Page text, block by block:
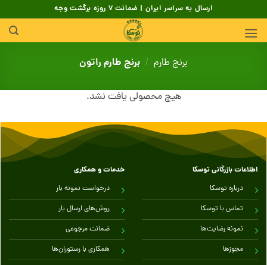
to
content
ارسال به سراسر ایران | ضمانت 7 روزه برگشت وجه
برنج طارم / برنج طارم راتون
هیچ محصولی یافت نشد.
اطلاعات بازرگانی توسکا
درباره توسکا
تماس با توسکا
نمونه رضایت‌ها
مجوزها
خدمات و همکاری
درخواست نمونه بار
روش‌های ارسال بار
ضمانت مرجوعی
همکاری با رستوران‌ها